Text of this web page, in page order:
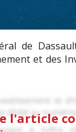
de
et des
l'article